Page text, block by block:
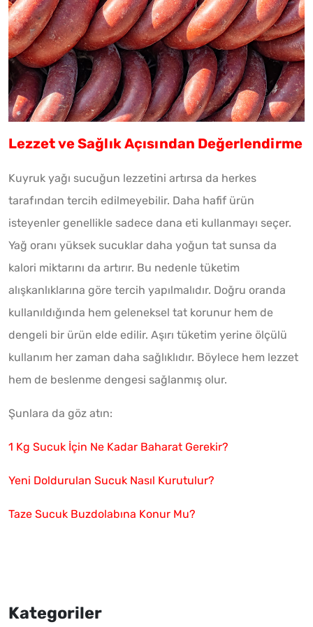
Lezzet ve Sağlık Açısından Değerlendirme
Kuyruk yağı sucuğun lezzetini artırsa da herkes
tarafından tercih edilmeyebilir. Daha hafif ürün
isteyenler genellikle sadece dana eti kullanmayı seçer.
Yağ oranı yüksek sucuklar daha yoğun tat sunsa da
kalori miktarını da artırır. Bu nedenle tüketim
alışkanlıklarına göre tercih yapılmalıdır. Doğru oranda
kullanıldığında hem geleneksel tat korunur hem de
dengeli bir ürün elde edilir. Aşırı tüketim yerine ölçülü
kullanım her zaman daha sağlıklıdır. Böylece hem lezzet
hem de beslenme dengesi sağlanmış olur.
Şunlara da göz atın:
1 Kg Sucuk İçin Ne Kadar Baharat Gerekir?
Yeni Doldurulan Sucuk Nasıl Kurutulur?
Taze Sucuk Buzdolabına Konur Mu?
Kategoriler